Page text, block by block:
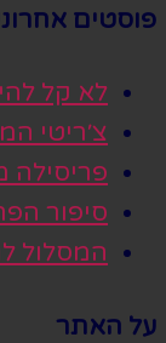
פוסטים
לא קל
צ׳ריטי
פריסילה
סיפור
המסלול
על האתר